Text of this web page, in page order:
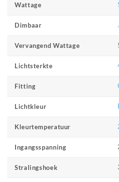
Wattage
Dimbaar
Vervangend Wattage
Lichtsterkte
Fitting
Lichtkleur
Kleurtemperatuur
Ingangsspanning
Stralingshoek